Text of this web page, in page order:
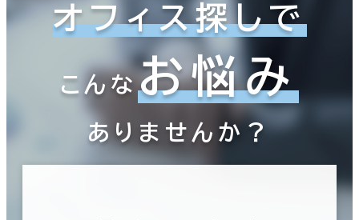
オフィス探しで
こんなお悩み
ありませんか？